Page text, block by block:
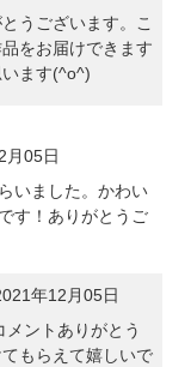
うございます。こ
をお届けできます
ます(^o^)
月05日
いました。かわい
す！ありがとうご
年12月05日
メントありがとう
もらえて嬉しいで